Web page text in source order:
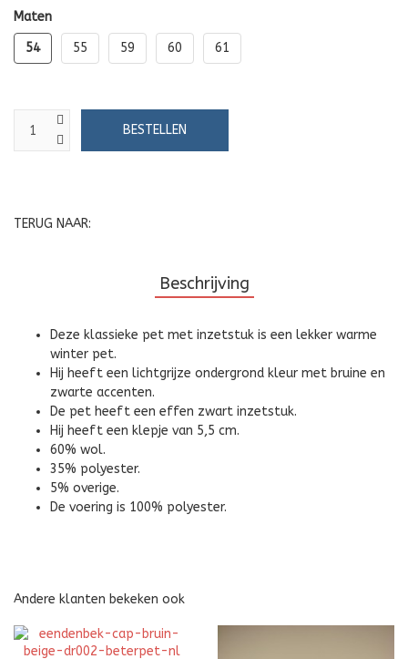
Maten
54
55 59 60 61
TERUG NAAR:
Beschrijving
Deze klassieke pet met inzetstuk is een lekker warme
winter pet.
Hij heeft een lichtgrijze ondergrond kleur met bruine en
zwarte accenten.
De pet heeft een effen zwart inzetstuk.
Hij heeft een klepje van 5,5 cm.
60% wol.
35% polyester.
5% overige.
De voering is 100% polyester.
Andere klanten bekeken ook